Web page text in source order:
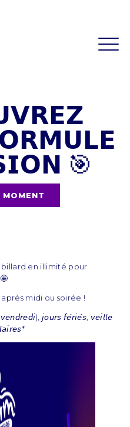
🎯
billard en illimité pour
midi ou soirée !
𝘫𝘰𝘶𝘳𝘴 𝘧𝘦́𝘳𝘪𝘦́𝘴, 𝘷𝘦𝘪𝘭𝘭𝘦